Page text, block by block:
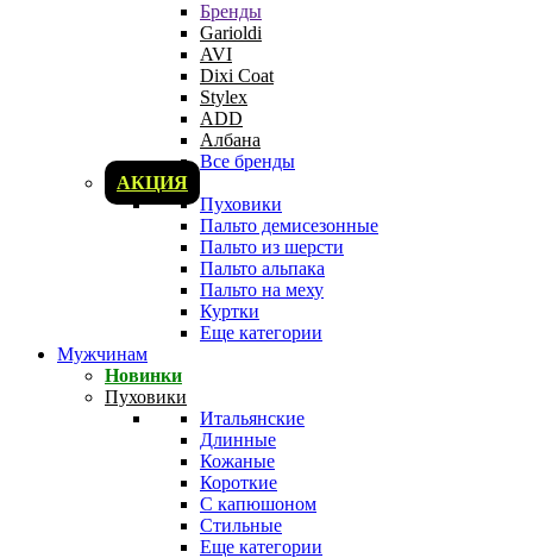
Бренды
Garioldi
AVI
Dixi Coat
Stylex
ADD
Албана
Все бренды
АКЦИЯ
Пуховики
Пальто демисезонные
Пальто из шерсти
Пальто альпака
Пальто на меху
Куртки
Еще категории
Мужчинам
Новинки
Пуховики
Итальянские
Длинные
Кожаные
Короткие
С капюшоном
Стильные
Еще категории